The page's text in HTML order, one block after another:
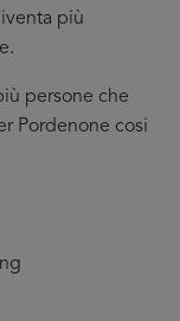
più
persone che
Pordenone cosi